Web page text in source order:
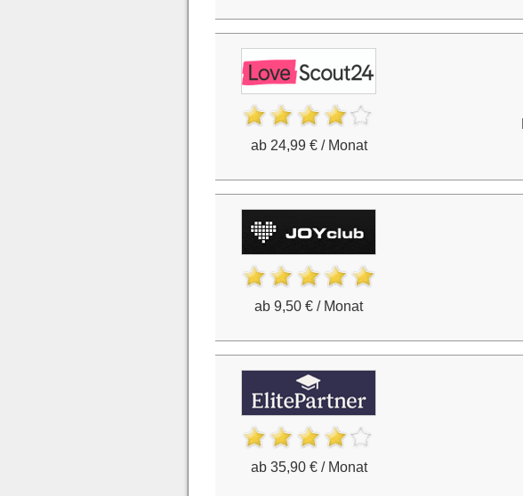
ab 24,99 € / Monat
ab 9,50 € / Monat
ab 35,90 € / Monat